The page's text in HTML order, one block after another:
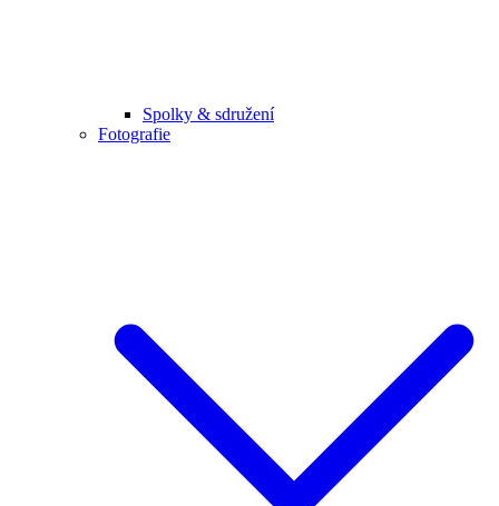
Spolky & sdružení
Fotografie